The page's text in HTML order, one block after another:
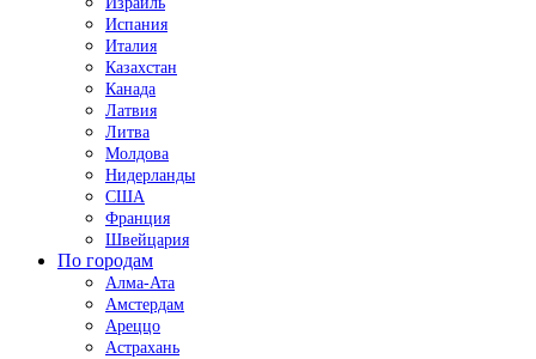
Испания
Италия
Казахстан
Канада
Латвия
Литва
Молдова
Нидерланды
США
Франция
Швейцария
По городам
Алма-Ата
Амстердам
Ареццо
Астрахань